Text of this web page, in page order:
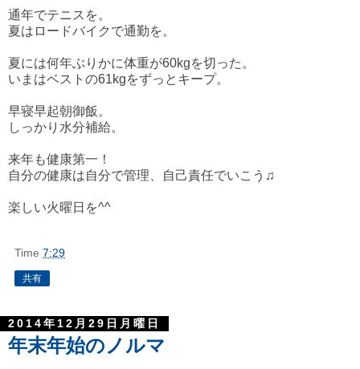
通年でテニスを。
夏はロードバイクで通勤を。
夏には何年ぶりかに体重が60kgを切った。
いまはベストの61kgをずっとキープ。
早寝早起朝御飯。
しっかり水分補給。
来年も健康第一！
自分の健康は自分で管理、自己責任でいこう♫
楽しい火曜日を^^
Time 7:29
共有
2014年12月29日月曜日
年末年始のノルマ